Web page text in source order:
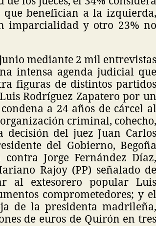
que benefician a la izquierda,
imparcialidad y otro 23% no
mediante 2 mil entrevistas
intensa agenda judicial que
figuras de distintos partidos
Rodríguez Zapatero por un
a 24 años de cárcel al
criminal, cohecho,
del juez Juan Carlos
del Gobierno, Begoña
Jorge Fernández Díaz,
Rajoy (PP) señalado de
al extesorero popular Luis
comprometedores; y el
de la presidenta madrileña,
de euros de Quirón en tres